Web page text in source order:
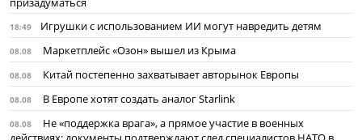
18:49 Игрушки с использованием ИИ могут навредить детям
08.08 Маркетплейс «Озон» вышел из Крыма
08.08 Китай постепенно захватывает авторынок Европы
08.08 В Европе хотят создать аналог Starlink
08.08
Не «поддержка врага», а прямое участие в военных